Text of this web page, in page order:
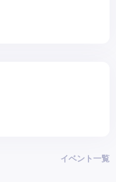
イベント一覧